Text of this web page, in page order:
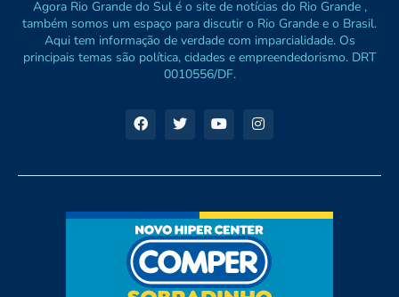
Agora Rio Grande do Sul é o site de notícias do Rio Grande ,
também somos um espaço para discutir o Rio Grande e o Brasil.
Aqui tem informação de verdade com imparcialidade. Os
principais temas são política, cidades e empreendedorismo. DRT
0010556/DF.